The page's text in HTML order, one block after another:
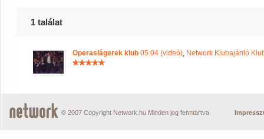
1 találat
Operaslágerek klub 05:04 (videó), Network Klubajánló
© 2007 Copyright Network.hu Minden jog fenntartva.